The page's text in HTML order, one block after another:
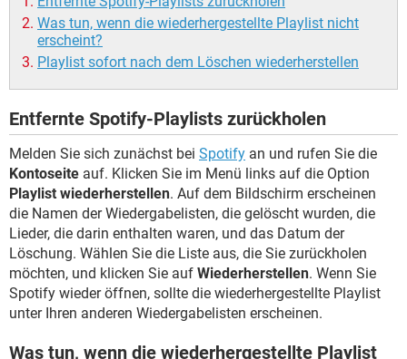
Was tun, wenn die wiederhergestellte Playlist nicht
erscheint?
Playlist sofort nach dem Löschen wiederherstellen
Entfernte Spotify-Playlists zurückholen
Melden Sie sich zunächst bei Spotify an und rufen Sie die
Kontoseite auf. Klicken Sie im Menü links auf die Option
Playlist wiederherstellen. Auf dem Bildschirm erscheinen
die Namen der Wiedergabelisten, die gelöscht wurden, die
Lieder, die darin enthalten waren, und das Datum der
Löschung. Wählen Sie die Liste aus, die Sie zurückholen
möchten, und klicken Sie auf Wiederherstellen. Wenn Sie
Spotify wieder öffnen, sollte die wiederhergestellte Playlist
unter Ihren anderen Wiedergabelisten erscheinen.
Was tun, wenn die wiederhergestellte Playlist